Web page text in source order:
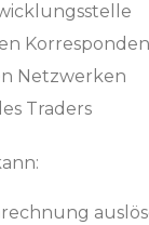
Netzwerken
Traders